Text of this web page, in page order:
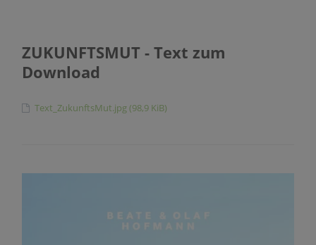
ZUKUNFTSMUT - Text zum
Download
Text_ZukunftsMut.jpg(98,9 KiB)